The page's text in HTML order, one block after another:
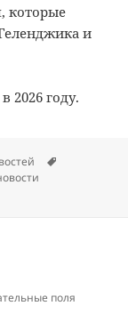
которые
и
2026 году.
поля